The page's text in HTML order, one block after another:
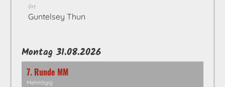
Ort
Guntelsey Thun
Montag 31.08.2026
7. Runde MM
Mehrtägig